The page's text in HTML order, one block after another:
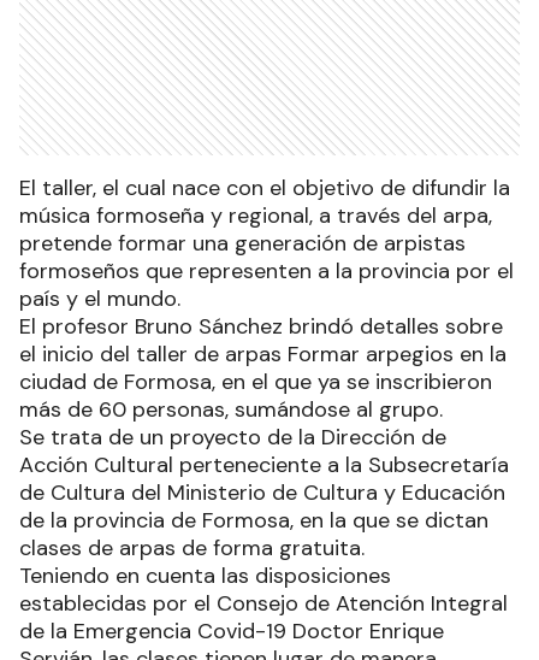
El taller, el cual nace con el objetivo de difundir la
música formoseña y regional, a través del arpa,
pretende formar una generación de arpistas
formoseños que representen a la provincia por el
país y el mundo.
El profesor Bruno Sánchez brindó detalles sobre
el inicio del taller de arpas Formar arpegios en la
ciudad de Formosa, en el que ya se inscribieron
más de 60 personas, sumándose al grupo.
Se trata de un proyecto de la Dirección de
Acción Cultural perteneciente a la Subsecretaría
de Cultura del Ministerio de Cultura y Educación
de la provincia de Formosa, en la que se dictan
clases de arpas de forma gratuita.
Teniendo en cuenta las disposiciones
establecidas por el Consejo de Atención Integral
de la Emergencia Covid-19 Doctor Enrique